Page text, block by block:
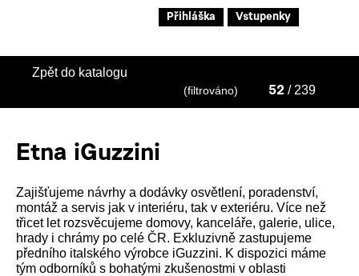
Přihláška Vstupenky
Zpět do katalogu
(filtrováno) 52 / 239
Etna iGuzzini
Zajišťujeme návrhy a dodávky osvětlení, poradenství,
montáž a servis jak v interiéru, tak v exteriéru. Více než
třicet let rozsvěcujeme domovy, kanceláře, galerie, ulice,
hrady i chrámy po celé ČR. Exkluzivně zastupujeme
předního italského výrobce iGuzzini. K dispozici máme
tým odborníků s bohatými zkušenostmi v oblasti